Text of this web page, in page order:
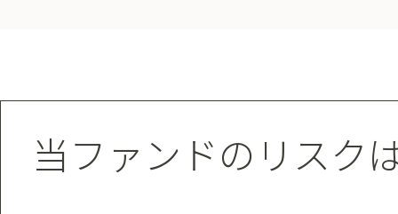
当ファンドのリスク